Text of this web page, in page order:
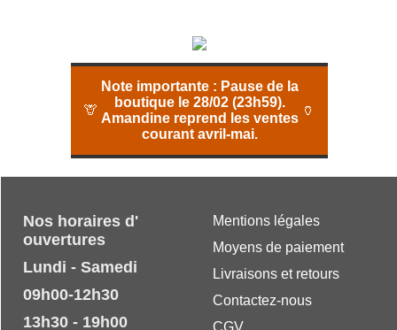
🦒
Note importante : Pause de la
boutique le 28/02 (23h59).
Amandine reprend les ventes
courant avril-mai.
🏺
Mentions légales
Moyens de paiement
Livraisons et retours
Contactez-nous
Nos horaires d'
ouvertures
Lundi - Samedi
09h00-12h30
13h30 - 19h00